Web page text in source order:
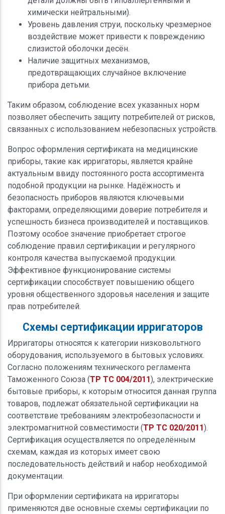
химически нейтральными).
Уровень давления струи, поскольку чрезмерное
воздействие может привести к повреждению
слизистой оболочки десён.
Наличие защитных механизмов,
предотвращающих случайное включение
прибора детьми.
Таким образом, соблюдение всех указанных норм
позволяет обеспечить защиту потребителей от рисков,
связанных с использованием небезопасных устройств.
Вопрос оформления сертификата на медицинские
приборы, такие как ирригаторы, является крайне
актуальным ввиду постоянного роста ассортимента
подобной продукции на рынке. Надёжность и
безопасность приборов являются ключевыми
факторами, определяющими доверие потребителя и
успешность бизнеса производителей и поставщиков.
Поэтому особое значение приобретает строгое
соблюдение правил сертификации и регулярного
контроля качества выпускаемой продукции.
Эффективное функционирование системы
сертификации способствует повышению общего
уровня общественного здоровья населения и защите
прав потребителей.
Схемы сертификации ирригаторов
Ирригаторы относятся к категории низковольтного
оборудования, используемого в бытовых условиях.
Согласно положениям технического регламента
Таможенного Союза (ТР ТС 004/2011), электрические
бытовые приборы, к которым относится данная группа
товаров, подлежат обязательной сертификации на
соответствие требованиям электробезопасности и
электромагнитной совместимости (ТР ТС 020/2011).
Сертификация осуществляется по определённым
схемам, каждая из которых имеет свою
последовательность действий и набор необходимой
документации.
При оформлении сертификата на ирригаторы
применяются две основные схемы сертификации по